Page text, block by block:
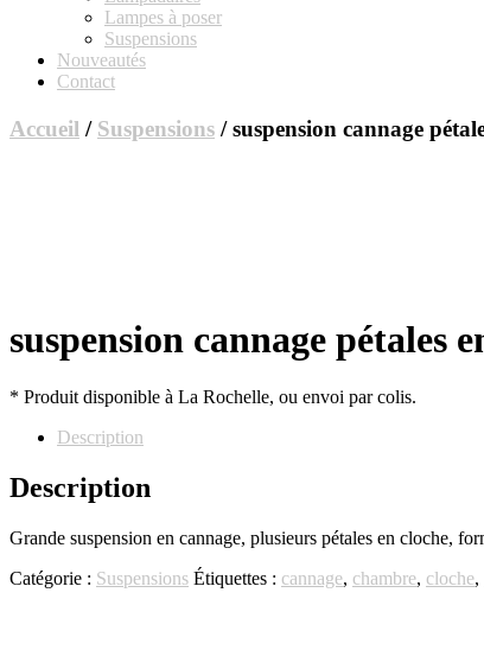
Lampes à poser
Suspensions
Nouveautés
Contact
Accueil / Suspensions / suspension cannage
suspension cannage pétales
* Produit disponible à La Rochelle, ou envoi par colis.
Description
Description
Grande suspension en cannage, plusieurs pétales en cloche,
Catégorie : Suspensions Étiquettes : cannage, chambre, cloche,